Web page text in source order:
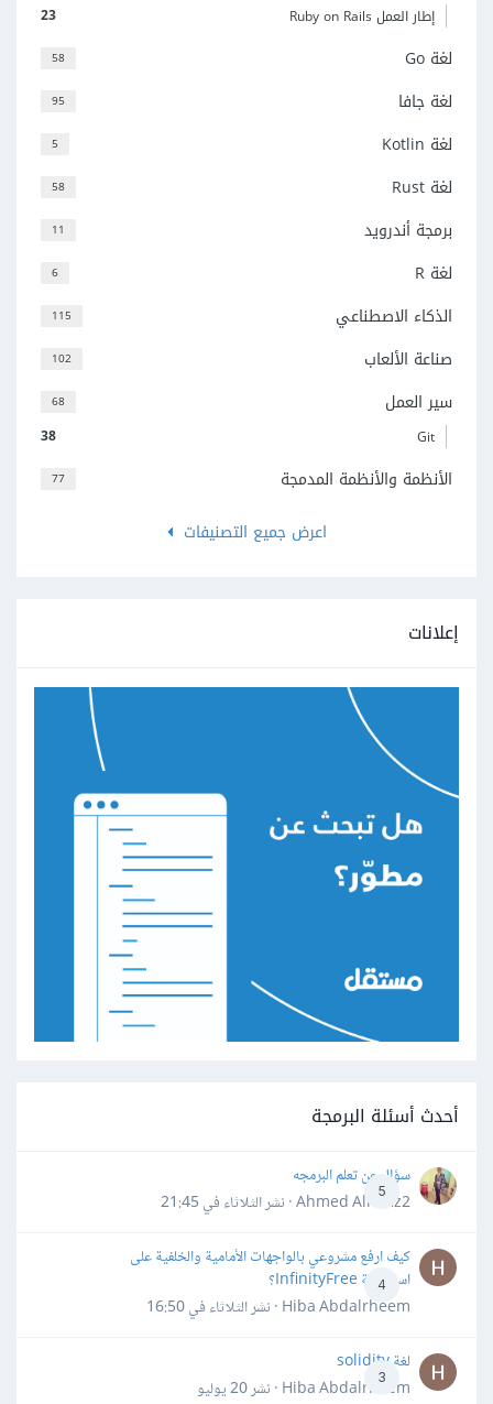
23 إطار العمل Ruby on Rails
58 لغة Go
95 لغة جافا
5 لغة Kotlin
58 لغة Rust
11 برمجة أندرويد
6 لغة R
115 الذكاء الاصطناعي
102 صناعة الألعاب
68 سير العمل
38 Git
77
الأنظمة والأنظمة المدمجة
اعرض جميع التصنيفات
إعلانات
أحدث أسئلة البرمجة
5
سؤال عن تعلم البرمجه
Ahmed Alhafiz2 · نشر
الثلاثاء في 21:45
4
كيف ارفع مشروعي بالواجهات الأمامية والخلفية على
استضافة InfinityFree؟
Hiba Abdalrheem · نشر
الثلاثاء في 16:50
3
لغة solidity
Hiba Abdalrheem · نشر
20 يوليو